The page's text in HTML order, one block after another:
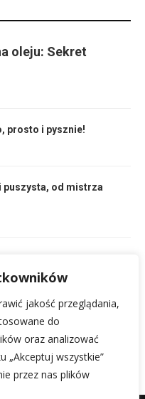
jakość przeglądania,
do
oraz analizować
„Akceptuj wszystkie”
przez nas plików
oleju: Sekret
prosto i pysznie!
puszysta, od mistrza
dla każdego!